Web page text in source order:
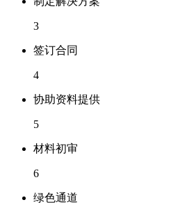
3
签订合同
4
协助资料提供
5
材料初审
6
绿色通道